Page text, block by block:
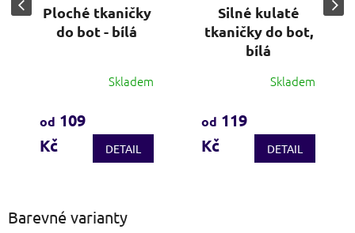
Ploché tkaničky
do bot - bílá
produktu
je
3,9
Skladem
od 109
Kč
DETAIL
Silné kulaté
tkaničky do bot,
bílá
produktu
je
4,2
Skladem
od 119
Kč
DETAIL
Barevné varianty